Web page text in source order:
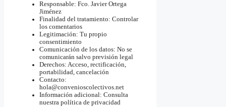
Responsable: Fco. Javier Ortega
Jiménez
Finalidad del tratamiento: Controlar
los comentarios
Legitimación: Tu propio
consentimiento
Comunicación de los datos: No se
comunicarán salvo previsión legal
Derechos: Acceso, rectificación,
portabilidad, cancelación
Contacto:
hola@convenioscolectivos.net
Información adicional: Consulta
nuestra política de privacidad